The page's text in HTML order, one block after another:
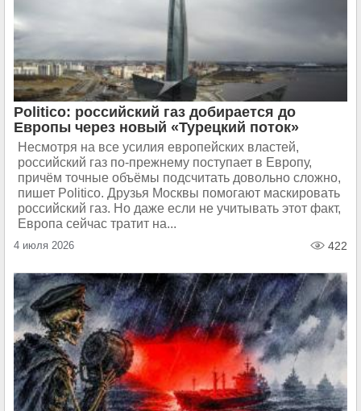
Politico: российский газ добирается до
Европы через новый «Турецкий поток»
Несмотря на все усилия европейских властей,
российский газ по-прежнему поступает в Европу,
причём точные объёмы подсчитать довольно сложно,
пишет Politico. Друзья Москвы помогают маскировать
российский газ. Но даже если не учитывать этот факт,
Европа сейчас тратит на...
4 июля 2026 422